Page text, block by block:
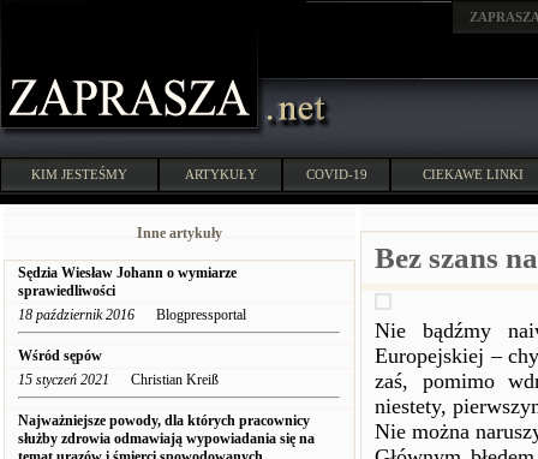
KIM JESTEŚMY ARTYKUŁY COVID-19 CIEKAWE LINKI
Inne artykuły
Sędzia Wiesław Johann o wymiarze
sprawiedliwości
18 październik 2016 Blogpressportal
Wśród sępów
15 styczeń 2021 Christian Kreiß
Najważniejsze powody, dla których pracownicy
służby zdrowia odmawiają wypowiadania się na
Bez szans
Nie bądźmy
Europejskiej –
zaś, pomimo
niestety,
Nie można